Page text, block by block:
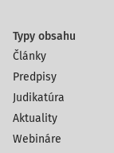
Typy obsahu
Články
Predpisy
Judikatúra
Aktuality
Webináre